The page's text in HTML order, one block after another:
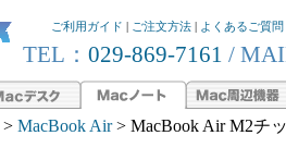
ご利用ガイド | ご注文方法| よくあるご質問
TEL： 029-869-7161 /
> MacBook Air> MacBook Air M2チ